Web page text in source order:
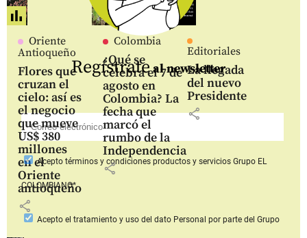
Oriente
Antioqueño
Flores que
cruzan el
cielo: así es
el negocio
que mueve
US$ 380
millones
en el
Oriente
antioqueño
share
Colombia
¿Qué se
celebra el 7 de
agosto en
Colombia? La
fecha que
marcó el
rumbo de la
Independencia
share
Editoriales
La llegada
del nuevo
Presidente
share
Regístrateal newsletter
Aceptotérminos y condiciones productos y serviciosGrupo EL
COLOMBIANO*
Acepto el tratamiento y uso del dato Personal por parte del Grupo